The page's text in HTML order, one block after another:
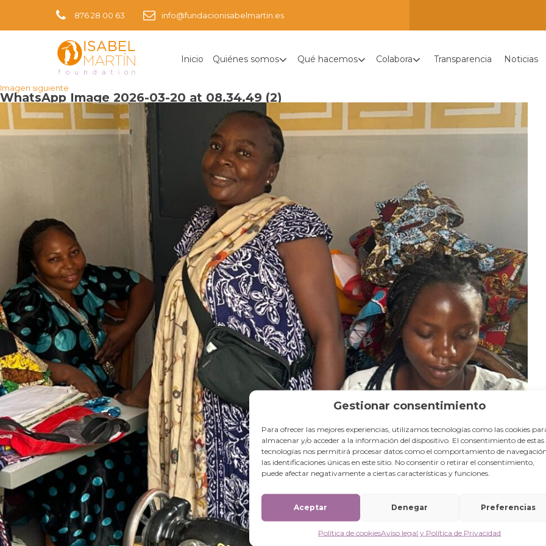
Gestionar consentimiento
Para ofrecer las mejores experiencias, utilizamos tecnologías como las cookies
almacenar y/o acceder a la información del dispositivo. El consentimiento de estas
tecnologías nos permitirá procesar datos como el comportamiento de
las identificaciones únicas en este sitio. No consentir o retirar el consentimiento,
puede afectar negativamente a ciertas características y funciones.
Aceptar Denegar Preferencias
Política de cookiesAviso legal y Política de Privacidad
876 28 00 63 info@fundacionisabelmartin.es
Inicio Quiénes somos Qué hacemos Colabora Transparencia Noticias
Imagen siguiente
WhatsApp Image 2026-03-20 at 08.34.49 (2)